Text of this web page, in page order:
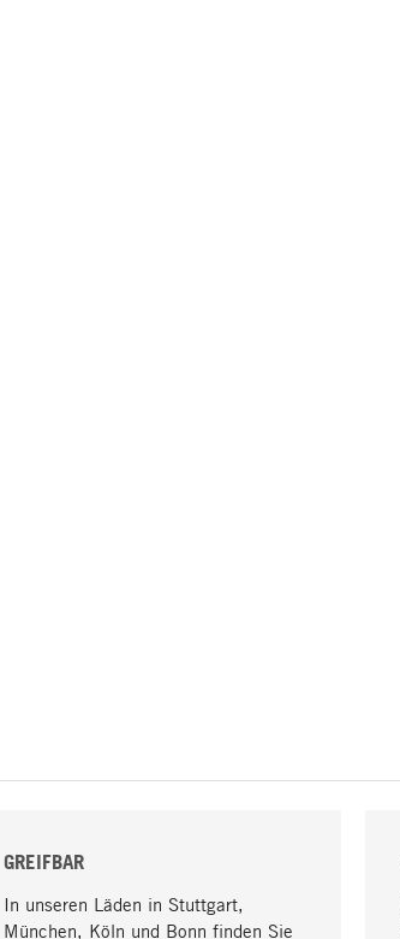
GREIFBAR
In unseren Läden in Stuttgart,
München, Köln und Bonn finden Sie